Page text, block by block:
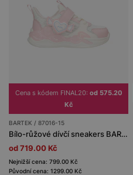
Cena s kódem FINAL20: od 575.20
Kč
BARTEK / 87016-15
Bílo-růžové dívčí sneakers BARTEK 87016-15
od 719.00 Kč
Nejnižší cena: 799.00 Kč
Původní cena: 1299.00 Kč